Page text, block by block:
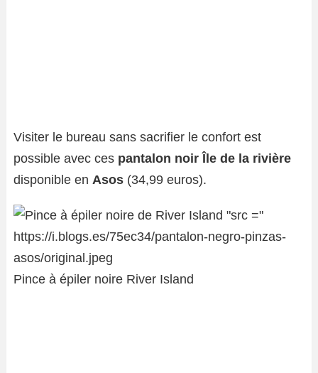
Visiter le bureau sans sacrifier le confort est
possible avec ces pantalon noir Île de la rivière
disponible en Asos (34,99 euros).
Pince à épiler noire River Island